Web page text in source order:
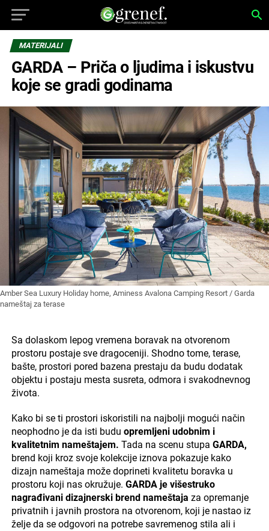
MATERIJALI
GARDA – Priča o ljudima i iskustvu
koje se gradi godinama
Amber Sea Luxury Holiday home, Aminess Avalona Camping Resort / Garda
nameštaj za terase
Sa dolaskom lepog vremena boravak na otvorenom
prostoru postaje sve dragoceniji. Shodno tome, terase,
bašte, prostori pored bazena prestaju da budu dodatak
objektu i postaju mesta susreta, odmora i svakodnevnog
života.
Kako bi se ti prostori iskoristili na najbolji mogući način
neophodno je da isti budu opremljeni udobnim i
kvalitetnim nameštajem. Tada na scenu stupa GARDA,
brend koji kroz svoje kolekcije iznova pokazuje kako
dizajn nameštaja može doprineti kvalitetu boravka u
prostoru koji nas okružuje. GARDA je višestruko
nagrađivani dizajnerski brend nameštaja za opremanje
privatnih i javnih prostora na otvorenom, koji je nastao iz
želje da se odgovori na potrebe savremenog stila ali i